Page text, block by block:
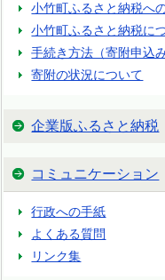
小竹町ふるさと納税へ
小竹町ふるさと納税に
手続き方法（寄附申込
寄附の状況について
企業版ふるさと納税
コミュニケーション
行政への手紙
よくある質問
リンク集